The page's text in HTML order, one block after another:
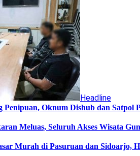
Headline
Oknum Dishub dan Satpol
Meluas, Seluruh Akses Wisata
Murah di Pasuruan dan Sidoarjo,